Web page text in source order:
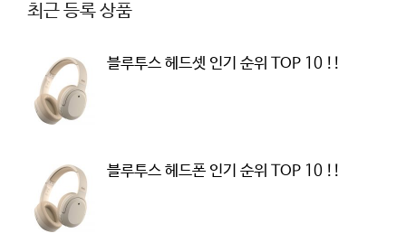
최근 등록 상품
블루투스 헤드셋 인기 순위 TOP 10 !!
블루투스 헤드폰 인기 순위 TOP 10 !!